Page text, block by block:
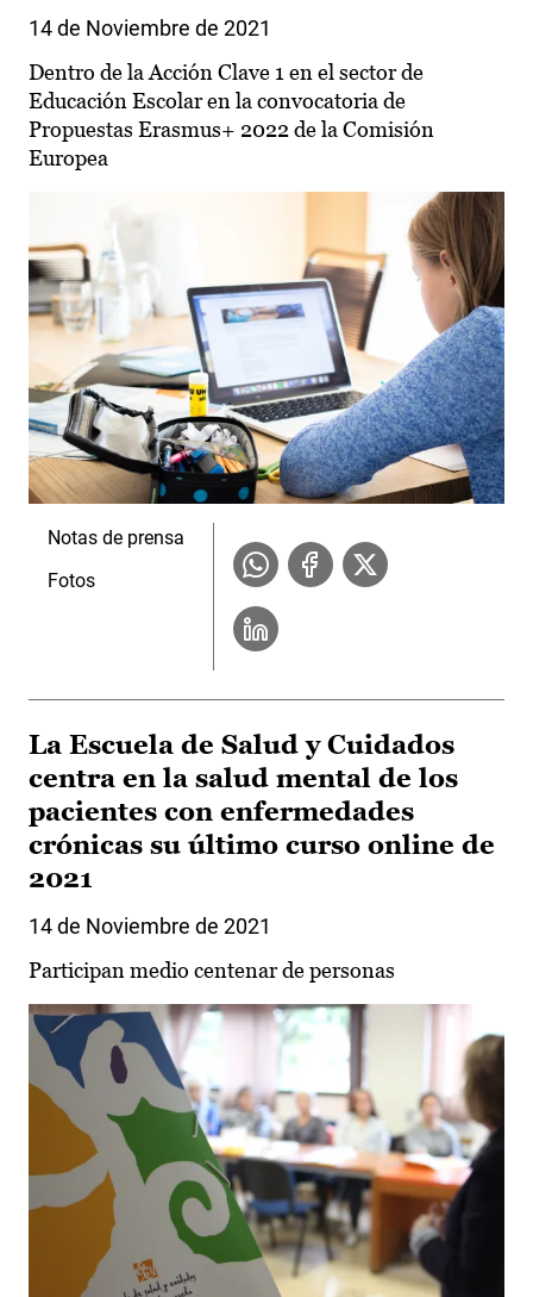
14 de Noviembre de 2021
Dentro de la Acción Clave 1 en el sector de
Educación Escolar en la convocatoria de
Propuestas Erasmus+ 2022 de la Comisión
Europea
Notas de prensa
Fotos
La Escuela de Salud y Cuidados
centra en la salud mental de los
pacientes con enfermedades
crónicas su último curso online de
2021
14 de Noviembre de 2021
Participan medio centenar de personas